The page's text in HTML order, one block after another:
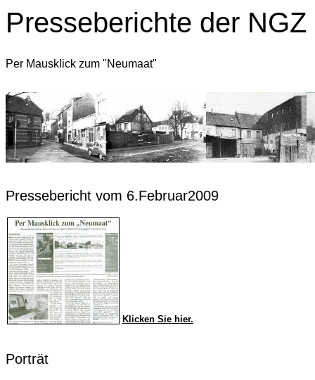
Presseberichte der NGZ
Per Mausklick zum "Neumaat"
Pressebericht vom 6.Februar2009
Klicken Sie hier.
Porträt